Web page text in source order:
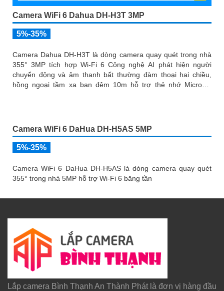
Camera WiFi 6 Dahua DH-H3T 3MP
5%-35%
Camera Dahua DH-H3T là dòng camera quay quét trong nhà
355° 3MP tích hợp Wi-Fi 6 Công nghệ AI phát hiện người
chuyển động và âm thanh bất thường đàm thoại hai chiều,
hồng ngoại tầm xa ban đêm 10m hỗ trợ thẻ nhớ MicroSD
Camera WiFi 6 DaHua DH-H5AS 5MP
5%-35%
Camera WiFi 6 DaHua DH-H5AS là dòng camera quay quét
355° trong nhà 5MP hỗ trợ Wi-Fi 6 băng tần
Lắp camera Bình Thạnh An Thành Phát là đơn vị hàng đầu